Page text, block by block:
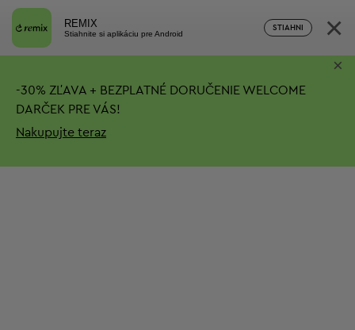
REMIX
Stiahnite si aplikáciu pre Android
STIAHNI ×
-30% ZĽAVA + BEZPLATNÉ DORUČENIE WELCOME
DARČEK PRE VÁS!
Nakupujte teraz
×